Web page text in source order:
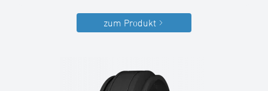
zum Produkt